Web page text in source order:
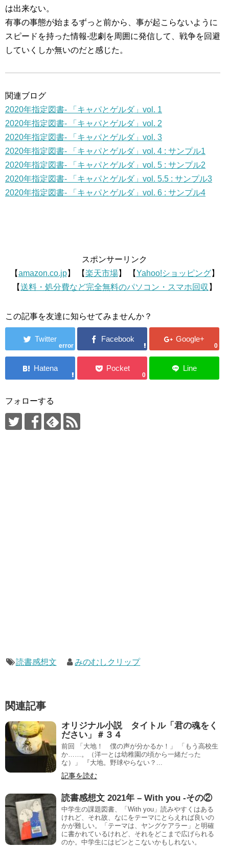
は出来ない。
有事の事態が始まるずっと前から、事が起こらないように
スピードを持った情報-悲劇を周囲に発信して、戦争を回避
していくしか無いのだと感じた。
関連ブログ
2020年指定図書- 「キャパとゲルダ」vol. 1
2020年指定図書- 「キャパとゲルダ」vol. 2
2020年指定図書- 「キャパとゲルダ」vol. 3
2020年指定図書- 「キャパとゲルダ」vol. 4 : サンプル1
2020年指定図書- 「キャパとゲルダ」vol. 5 : サンプル2
2020年指定図書- 「キャパとゲルダ」vol. 5.5 : サンプル3
2020年指定図書- 「キャパとゲルダ」vol. 6 : サンプル4
スポンサーリンク
【amazon.co.jp】 【楽天市場】 【Yahoo!ショッピング】
【送料・処分費など完全無料のパソコン・スマホ回収 】
この記事を友達に知らせてみませんか？
error 0
0
フォローする
読書感想文 みのむしクリップ
関連記事
オリジナル小説 タイトル「君の魂をく
ださい」＃３４
前回 「大地！ 僕の声が分かるか！」 「もう高校生
か……。（洋一とは幼稚園の頃から一緒だった
な）」 『大地。野球やらない？...
記事を読む
読書感想文 2021年 – With you -その②
中学生の課題図書、「With you」読みやすくはある
けれど、それ故、なにをテーマにとらえれば良いの
かが難しい。「テーマは、ヤングケアラー」と明確
に書かれているけれど、それをどこまで広げられる
のか。中学生にはピンとこないかもしれない。